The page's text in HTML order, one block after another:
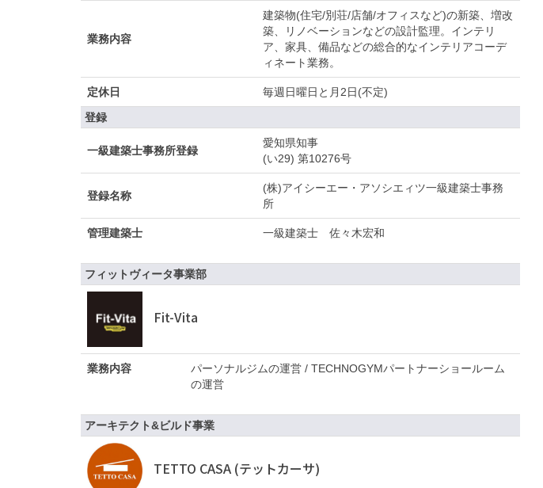
業務内容
建築物(住宅/別荘/店舗/オフィスなど)の新築、増改
築、リノベーションなどの設計監理。インテリ
ア、家具、備品などの総合的なインテリアコーデ
ィネート業務。
定休日
毎週日曜日と月2日(不定)
登録
一級建築士事務所登録
愛知県知事
(い29) 第10276号
登録名称
(株)アイシーエー・アソシエィツ一級建築士事務
所
管理建築士 一級建築士 佐々木宏和
フィットヴィータ事業部
Fit-Vita
業務内容
パーソナルジムの運営 / TECHNOGYMパートナーショールーム
の運営
アーキテクト&ビルド事業
TETTO CASA (テットカーサ)